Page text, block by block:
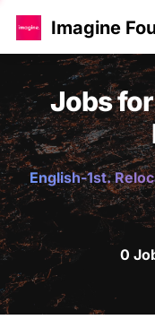
Imagine
Jobs
English-1st.
0